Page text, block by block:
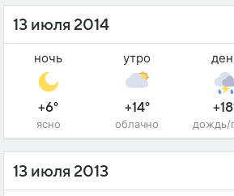
13 июля 2014
ночь
+6°
ясно
утро
+14°
облачно дождь/
13 июля 2013